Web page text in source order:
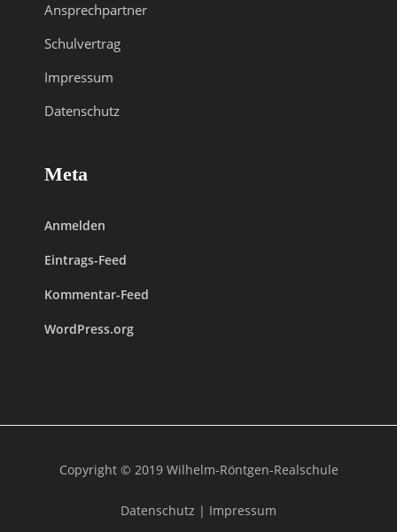
Ansprechpartner
Schulvertrag
Impressum
Datenschutz
Meta
Anmelden
Eintrags-Feed
Kommentar-Feed
WordPress.org
Copyright © 2019 Wilhelm-Röntgen-Realschule
Datenschutz | Impressum